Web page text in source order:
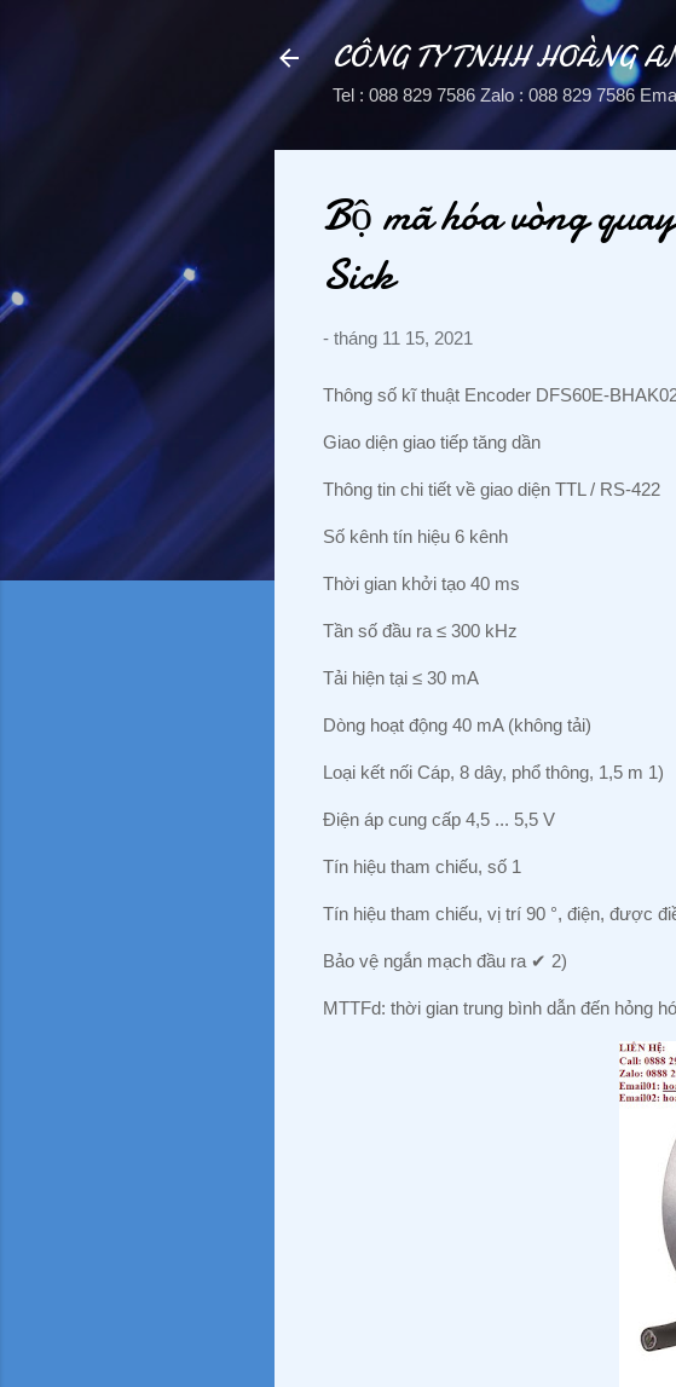
CÔNG TY TNHH HOÀNG
Tel : 088 829 7586 Zalo : 088 829 7586
Bộ mã hóa vòng
Sick
- tháng 11 15, 2021
Thông số kĩ thuật Encoder DFS60E-
Giao diện giao tiếp tăng dần
Thông tin chi tiết về giao diện TTL / RS-422
Số kênh tín hiệu 6 kênh
Thời gian khởi tạo 40 ms
Tần số đầu ra ≤ 300 kHz
Tải hiện tại ≤ 30 mA
Dòng hoạt động 40 mA (không tải)
Loại kết nối Cáp, 8 dây, phổ thông, 1,5 m 1)
Điện áp cung cấp 4,5 ... 5,5 V
Tín hiệu tham chiếu, số 1
Tín hiệu tham chiếu, vị trí 90 °, điện, được
Bảo vệ ngắn mạch đầu ra ✔ 2)
MTTFd: thời gian trung bình dẫn đến hỏng